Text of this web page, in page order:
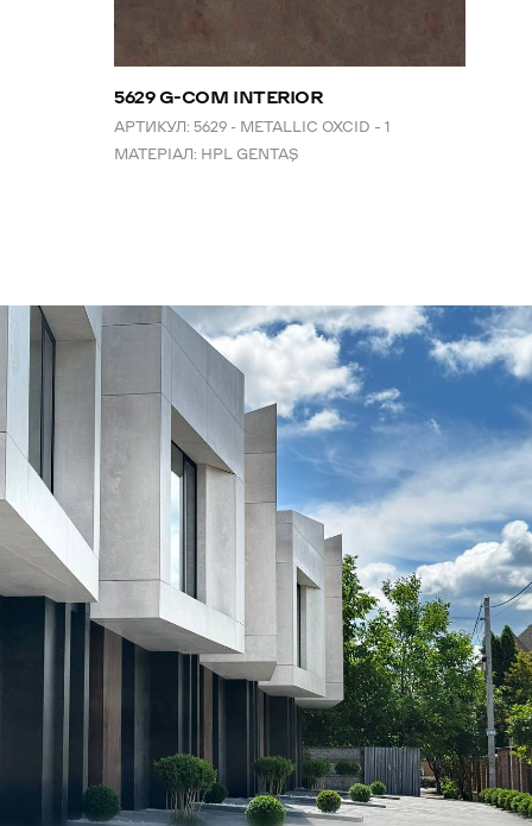
5629 G-COM INTERIOR
АРТИКУЛ: 5629 - METALLIC OXCID – 1
МАТЕРІАЛ: HPL GENTAŞ